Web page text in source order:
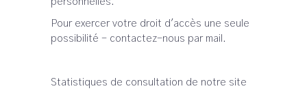
Pour exercer votre droit d'accès une seule
possibilité - contactez-nous par mail.
Statistiques de consultation de notre site